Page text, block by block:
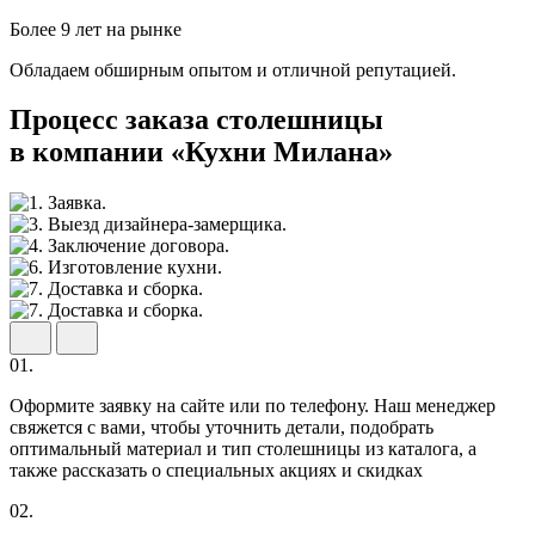
Более 9 лет на рынке
Обладаем обширным опытом и отличной репутацией.
Процесс заказа столешницы
в компании «Кухни Милана»
01.
Оформите заявку на сайте или по телефону. Наш менеджер
свяжется с вами, чтобы уточнить детали, подобрать
оптимальный материал и тип столешницы из каталога, а
также рассказать о специальных акциях и скидках
02.